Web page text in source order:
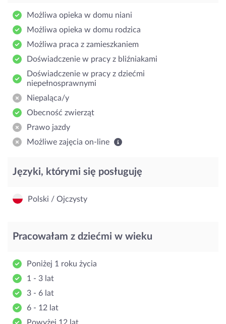
Możliwa opieka w domu niani
Możliwa opieka w domu rodzica
Możliwa praca z zamieszkaniem
Doświadczenie w pracy z bliźniakami
Doświadczenie w pracy z dziećmi
niepełnosprawnymi
Niepaląca/y
Obecność zwierząt
Prawo jazdy
Możliwe zajęcia on-line
Języki, którymi się posługuję
Polski / Ojczysty
Pracowałam z dziećmi w wieku
Poniżej 1 roku życia
1 - 3 lat
3 - 6 lat
6 - 12 lat
Powyżej 12 lat